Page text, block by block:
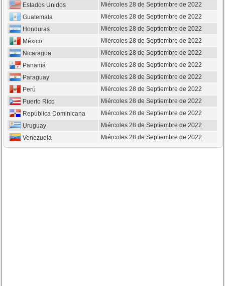
Estados Unidos
Miércoles 28 de Septiembre de 2022
Guatemala
Miércoles 28 de Septiembre de 2022
Honduras
Miércoles 28 de Septiembre de 2022
México
Miércoles 28 de Septiembre de 2022
Nicaragua
Miércoles 28 de Septiembre de 2022
Panamá
Miércoles 28 de Septiembre de 2022
Paraguay
Miércoles 28 de Septiembre de 2022
Perú
Miércoles 28 de Septiembre de 2022
Puerto Rico
Miércoles 28 de Septiembre de 2022
República Dominicana
Miércoles 28 de Septiembre de 2022
Uruguay
Miércoles 28 de Septiembre de 2022
Venezuela
Miércoles 28 de Septiembre de 2022